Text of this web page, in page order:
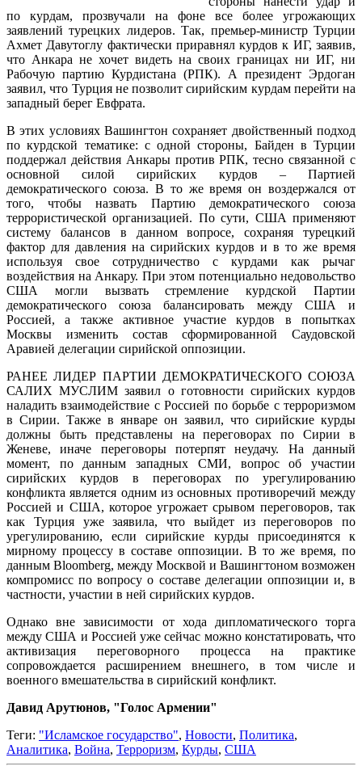
по курдам, прозвучали на фоне все более угрожающих
заявлений турецких лидеров. Так, премьер-министр Турции
Ахмет Давутоглу фактически приравнял курдов к ИГ, заявив,
что Анкара не хочет видеть на своих границах ни ИГ, ни
Рабочую партию Курдистана (РПК). А президент Эрдоган
заявил, что Турция не позволит сирийским курдам перейти на
западный берег Евфрата.
В этих условиях Вашингтон сохраняет двойственный подход
по курдской тематике: с одной стороны, Байден в Турции
поддержал действия Анкары против РПК, тесно связанной с
основной силой сирийских курдов – Партией
демократического союза. В то же время он воздержался от
того, чтобы назвать Партию демократического союза
террористической организацией. По сути, США применяют
систему балансов в данном вопросе, сохраняя турецкий
фактор для давления на сирийских курдов и в то же время
используя свое сотрудничество с курдами как рычаг
воздействия на Анкару. При этом потенциально недовольство
США могли вызвать стремление курдской Партии
демократического союза балансировать между США и
Россией, а также активное участие курдов в попытках
Москвы изменить состав сформированной Саудовской
Аравией делегации сирийской оппозиции.
РАНЕЕ ЛИДЕР ПАРТИИ ДЕМОКРАТИЧЕСКОГО СОЮЗА
САЛИХ МУСЛИМ заявил о готовности сирийских курдов
наладить взаимодействие с Россией по борьбе с терроризмом
в Сирии. Также в январе он заявил, что сирийские курды
должны быть представлены на переговорах по Сирии в
Женеве, иначе переговоры потерпят неудачу. На данный
момент, по данным западных СМИ, вопрос об участии
сирийских курдов в переговорах по урегулированию
конфликта является одним из основных противоречий между
Россией и США, которое угрожает срывом переговоров, так
как Турция уже заявила, что выйдет из переговоров по
урегулированию, если сирийские курды присоединятся к
мирному процессу в составе оппозиции. В то же время, по
данным Bloomberg, между Москвой и Вашингтоном возможен
компромисс по вопросу о составе делегации оппозиции и, в
частности, участии в ней сирийских курдов.
Однако вне зависимости от хода дипломатического торга
между США и Россией уже сейчас можно констатировать, что
активизация переговорного процесса на практике
сопровождается расширением внешнего, в том числе и
военного вмешательства в сирийский конфликт.
Давид Арутюнов, "Голос Армении"
Теги: "Исламское государство", Новости, Политика,
Аналитика, Война, Терроризм, Курды, США